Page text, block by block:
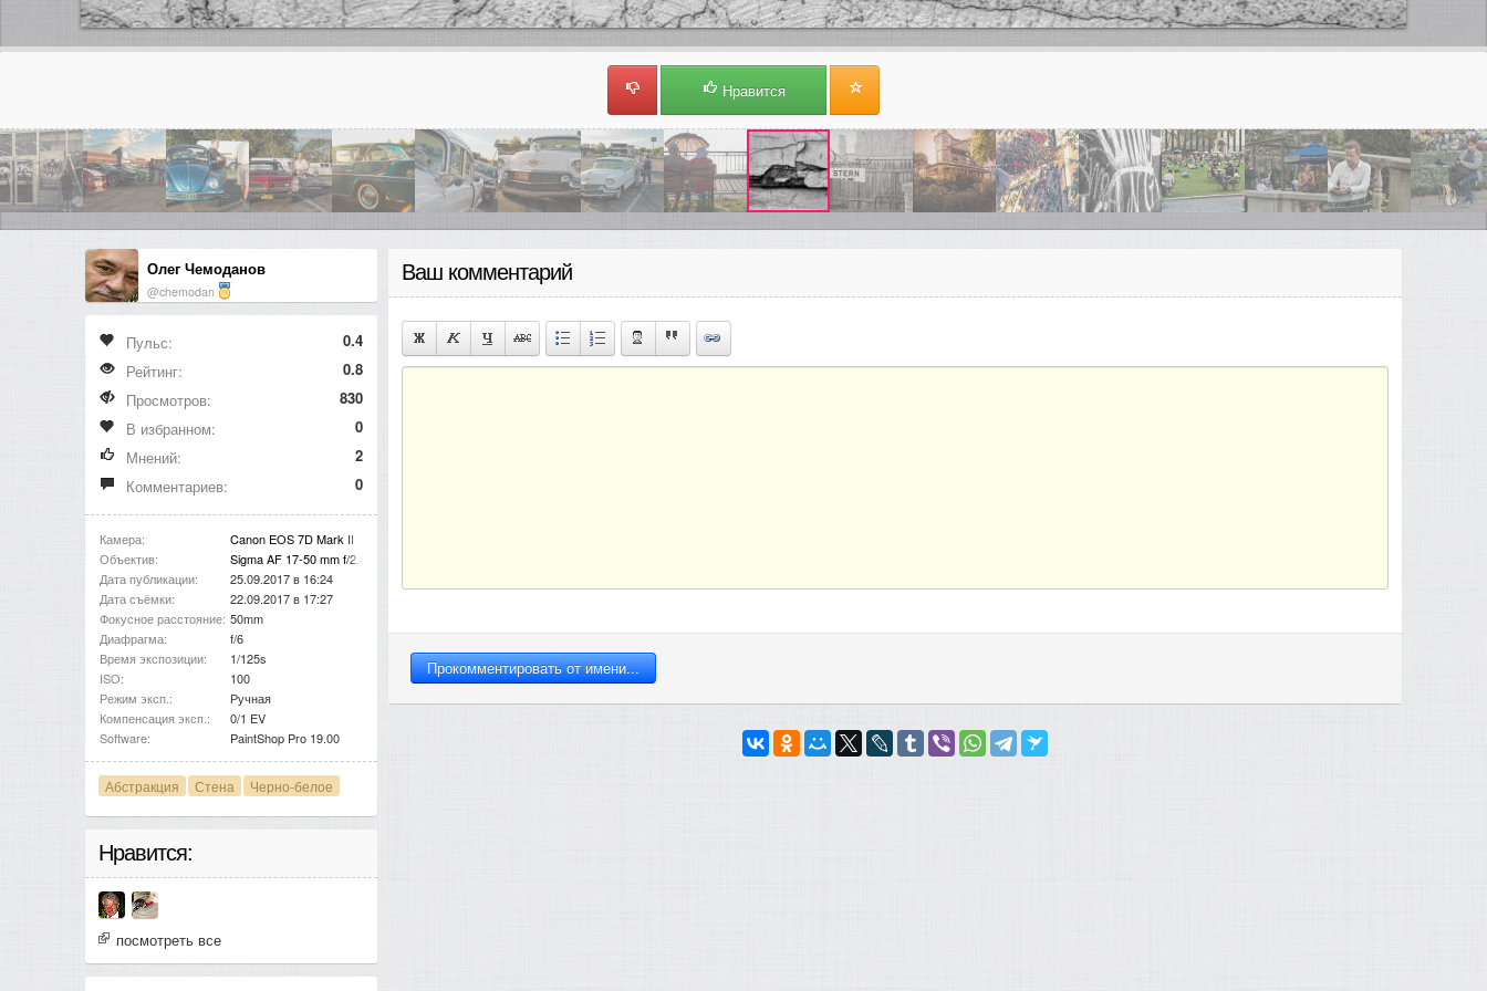
Нравится
Олег Чемоданов
@chemodan
Пульс:
0.4
Рейтинг:
0.8
Просмотров:
830
В избранном:
0
Мнений:
2
Комментариев:
0
Камера:
Canon EOS 7D Mark II
Объектив:
Sigma AF 17-50 mm f/2.8 DG EX HSM
Дата публикации:
25.09.2017 в 16:24
Дата съёмки:
22.09.2017 в 17:27
Фокусное расстояние: 50mm
Диафрагма:
f/6
Время экспозиции:
1/125s
ISO:
100
Режим эксп.:
Ручная
Компенсация эксп.:
0/1 EV
Software:
PaintShop Pro 19.00
Абстракция Стена Черно-белое
Нравится:
посмотреть все
Ваш комментарий